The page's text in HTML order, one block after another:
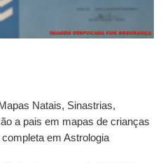
Natais, Sinastrias,
a pais em mapas de crianças
em Astrologia